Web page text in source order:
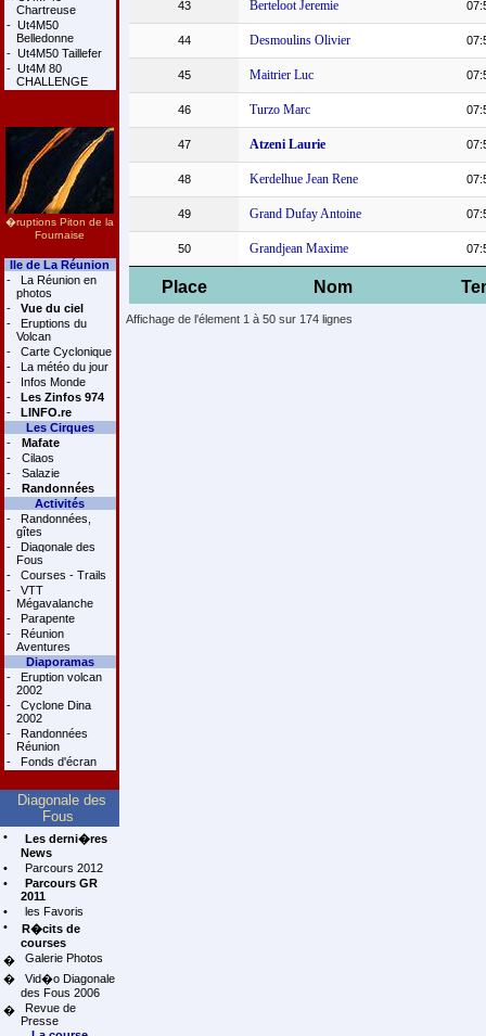
Chartreuse
- Ut4M50
Belledonne
- Ut4M50 Taillefer
- Ut4M 80
CHALLENGE
�ruptions Piton de la
Fournaise
Ile de La Réunion
-
La Réunion en
photos
-
Vue du ciel
-
Eruptions du
Volcan
-
Carte Cyclonique
-
La météo du jour
-
Infos Monde
-
Les Zinfos 974
-
LINFO.re
Les Cirques
-
Mafate
-
Cilaos
-
Salazie
-
Randonnées
Activités
-
Randonnées,
gîtes
-
Diagonale des
Fous
-
Courses - Trails
-
VTT
Mégavalanche
-
Parapente
-
Réunion
Aventures
Diaporamas
-
Eruption volcan
2002
-
Cyclone Dina
2002
-
Randonnées
Réunion
-
Fonds d'écran
Diagonale des
Fous
•
Les derni�res
News
•
Parcours 2012
•
Parcours GR
2011
•
les Favoris
•
R�cits de
courses
�
Galerie Photos
�
Vid�o Diagonale
des Fous 2006
�
Revue de
Presse
Place Nom
43 Berteloot Jeremie
44 Desmoulins Olivier
45 Maitrier Luc
46 Turzo Marc
47 Atzeni Laurie
48 Kerdelhue Jean Rene
49 Grand Dufay Antoine
50 Grandjean Maxime
Affichage de l'élement 1 à 50 sur 174 lignes